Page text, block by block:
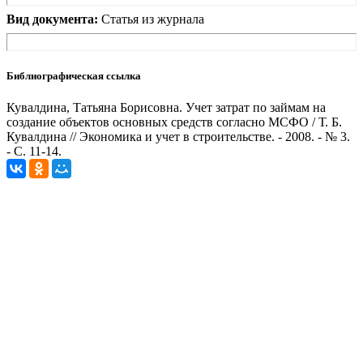
Вид документа: Статья из журнала
Библиографическая ссылка
Кувалдина, Татьяна Борисовна. Учет затрат по займам на
создание объектов основных средств согласно МСФО / Т. Б.
Кувалдина // Экономика и учет в строительстве. - 2008. - № 3.
- С. 11-14.